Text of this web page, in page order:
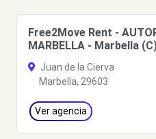
Free2Move Rent -
MARBELLA - Marbella
Juan de la Cierva
Marbella, 29603
Ver agencia